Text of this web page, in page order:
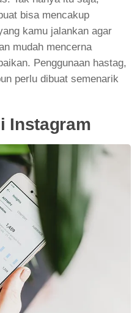
bisa mencakup
kamu jalankan agar
mudah mencerna
Penggunaan hastag,
perlu dibuat semenarik
Instagram